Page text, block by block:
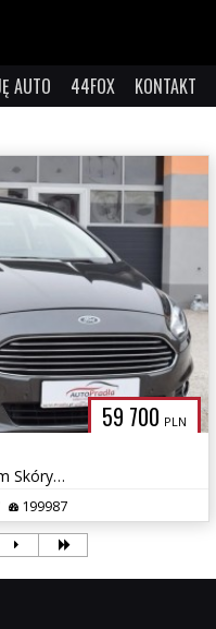
AUTO 44FOX KONTAKT
59 700 PLN
2.0 TDCi PowerShift Titanium Skóry Fuul Ledy Navi
199987